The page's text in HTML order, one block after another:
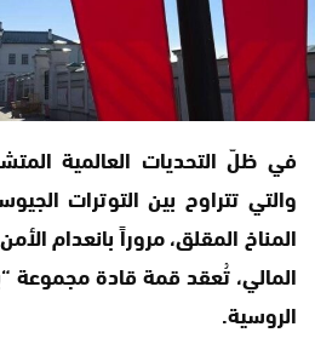
في ظلّ التحديات العالمية
والتي تتراوح بين التوترات
المناخ المقلق، مروراً بانعدام
المالي، تُعقد قمة قادة مجموعة
الروسية.